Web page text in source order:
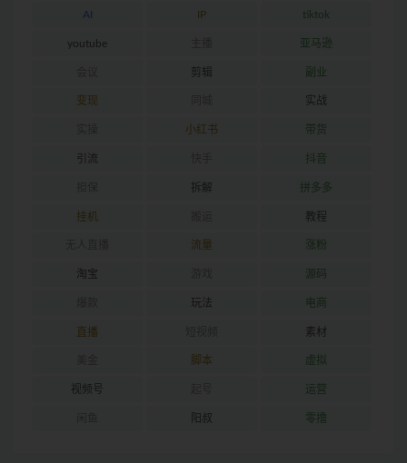
AI IP tiktok
youtube 亚马逊
剪辑 副业
变现 实战
小红书 带货
引流 抖音
拆解 拼多多
挂机 教程
流量 涨粉
淘宝 源码
玩法 电商
直播 素材
脚本 虚拟
视频号 运营
阳叔 零撸